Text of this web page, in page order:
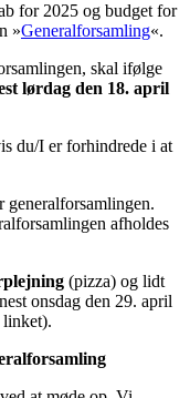
for 2025 og budget for
»Generalforsamling«.
skal ifølge
lørdag den 18. april
du/I er forhindrede i at
afholdes
(pizza) og lidt
onsdag den 29. april